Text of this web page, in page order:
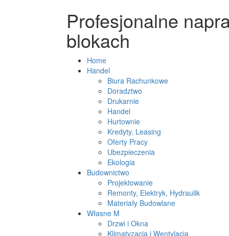
Profesjonalne
blokach
Home
Handel
Biura Rachunkowe
Doradztwo
Drukarnie
Handel
Hurtownie
Kredyty, Leasing
Oferty Pracy
Ubezpieczenia
Ekologia
Budownictwo
Projektowanie
Remonty, Elektryk, Hydraulik
Materiały Budowlane
Własne M
Drzwi i Okna
Klimatyzacja i Wentylacja